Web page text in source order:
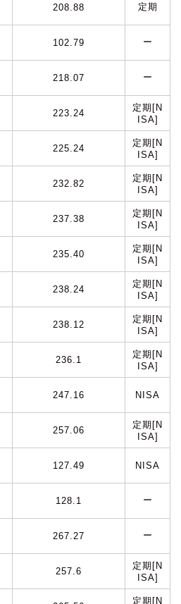
208.88 定期
102.79 ー
218.07 ー
223.24
定期[N
ISA]
225.24
定期[N
ISA]
232.82
定期[N
ISA]
237.38
定期[N
ISA]
235.40
定期[N
ISA]
238.24
定期[N
ISA]
238.12
定期[N
ISA]
236.1
定期[N
ISA]
247.16 NISA
257.06
定期[N
ISA]
127.49 NISA
128.1 ー
267.27 ー
257.6
定期[N
ISA]
定期[N